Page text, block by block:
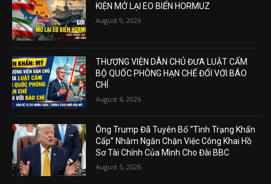
KIỆN MỞ LẠI EO BIỂN HORMUZ
August 9, 2026
THƯỢNG VIỆN DÂN CHỦ ĐƯA LUẬT CẤM
BỘ QUỐC PHÒNG HẠN CHẾ ĐỐI VỚI BÁO
CHÍ
August 6, 2026
Ông Trump Đã Tuyên Bố “Tình Trạng Khẩn
Cấp” Nhằm Ngăn Chặn Việc Công Khai Hồ
Sơ Tài Chính Của Mình Cho Đài BBC
August 5, 2026